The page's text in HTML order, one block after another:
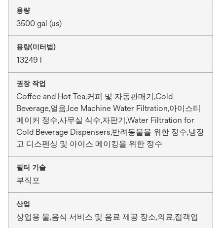
용량
3500 gal (us)
용량(미터법)
13249 l
권장 작업
Coffee and Hot Tea,커피 및 자동판매기,Cold
Beverage,얼음,Ice Machine Water Filtration,아이스티
메이커 정수,사무실 식수,자판기,Water Filtration for
Cold Beverage Dispensers,반려동물을 위한 정수,냉장
고 디스펜싱 및 아이스 메이킹을 위한 정수
필터 기술
부직포
산업
상업용 물,음식 서비스 및 음료 제공 장소,의료,접객업